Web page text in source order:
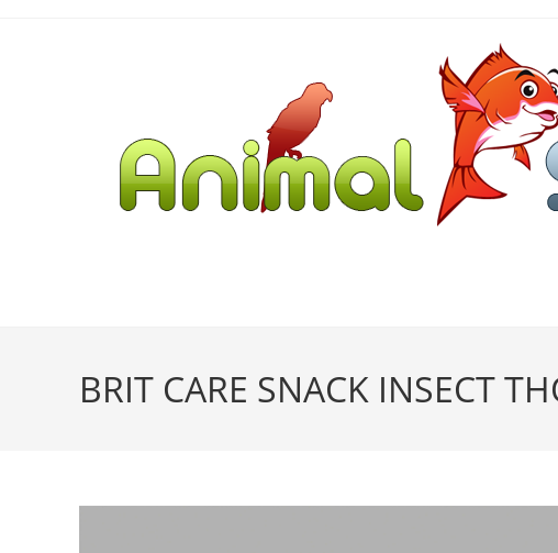
BRIT CARE SNACK INSECT